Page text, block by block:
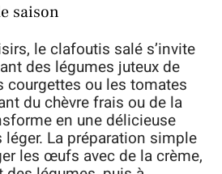
saison
le clafoutis salé s’invite
des légumes juteux de
courgettes ou les tomates
du chèvre frais ou de la
en une délicieuse
léger. La préparation simple
les œufs avec de la crème,